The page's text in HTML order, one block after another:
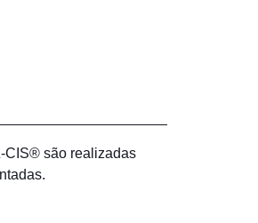
CIS® são realizadas